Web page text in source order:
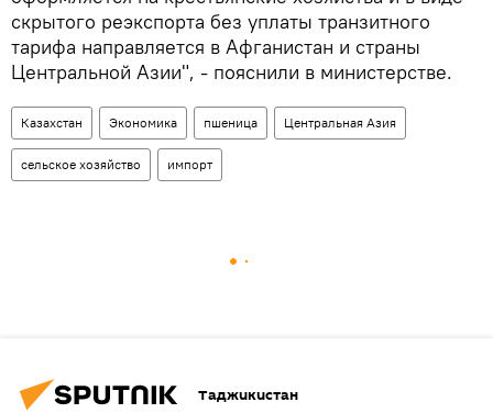
скрытого реэкспорта без уплаты транзитного
тарифа направляется в Афганистан и страны
Центральной Азии", - пояснили в министерстве.
Казахстан Экономика пшеница Центральная Азия
сельское хозяйство импорт
Таджикистан